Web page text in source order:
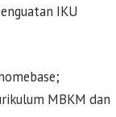
IKU
MBKM dan